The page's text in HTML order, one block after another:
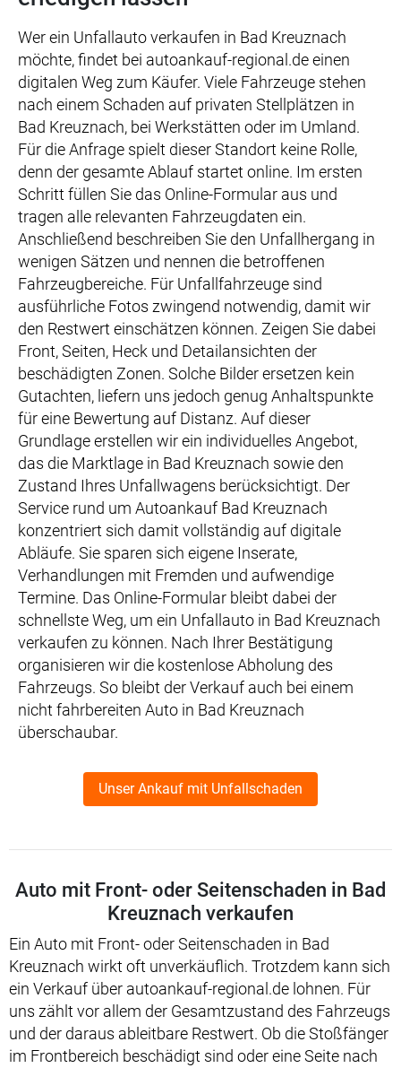
Wer ein Unfallauto verkaufen in Bad Kreuznach
möchte, findet bei autoankauf-regional.de einen
digitalen Weg zum Käufer. Viele Fahrzeuge stehen
nach einem Schaden auf privaten Stellplätzen in
Bad Kreuznach, bei Werkstätten oder im Umland.
Für die Anfrage spielt dieser Standort keine Rolle,
denn der gesamte Ablauf startet online. Im ersten
Schritt füllen Sie das Online-Formular aus und
tragen alle relevanten Fahrzeugdaten ein.
Anschließend beschreiben Sie den Unfallhergang in
wenigen Sätzen und nennen die betroffenen
Fahrzeugbereiche. Für Unfallfahrzeuge sind
ausführliche Fotos zwingend notwendig, damit wir
den Restwert einschätzen können. Zeigen Sie dabei
Front, Seiten, Heck und Detailansichten der
beschädigten Zonen. Solche Bilder ersetzen kein
Gutachten, liefern uns jedoch genug Anhaltspunkte
für eine Bewertung auf Distanz. Auf dieser
Grundlage erstellen wir ein individuelles Angebot,
das die Marktlage in Bad Kreuznach sowie den
Zustand Ihres Unfallwagens berücksichtigt. Der
Service rund um Autoankauf Bad Kreuznach
konzentriert sich damit vollständig auf digitale
Abläufe. Sie sparen sich eigene Inserate,
Verhandlungen mit Fremden und aufwendige
Termine. Das Online-Formular bleibt dabei der
schnellste Weg, um ein Unfallauto in Bad Kreuznach
verkaufen zu können. Nach Ihrer Bestätigung
organisieren wir die kostenlose Abholung des
Fahrzeugs. So bleibt der Verkauf auch bei einem
nicht fahrbereiten Auto in Bad Kreuznach
überschaubar.
Unser Ankauf mit Unfallschaden
Auto mit Front- oder Seitenschaden in Bad
Kreuznach verkaufen
Ein Auto mit Front- oder Seitenschaden in Bad
Kreuznach wirkt oft unverkäuflich. Trotzdem kann sich
ein Verkauf über autoankauf-regional.de lohnen. Für
uns zählt vor allem der Gesamtzustand des Fahrzeugs
und der daraus ableitbare Restwert. Ob die Stoßfänger
im Frontbereich beschädigt sind oder eine Seite nach